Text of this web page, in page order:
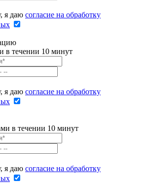
я даю согласие на обработку
в течении 10 минут
я даю согласие на обработку
в течении 10 минут
я даю согласие на обработку